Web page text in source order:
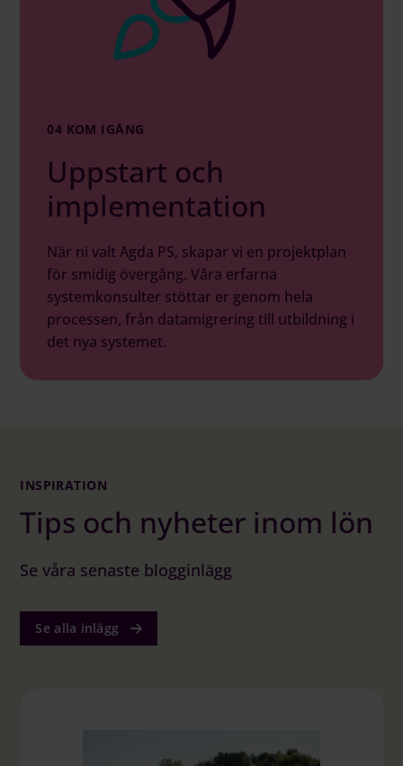
04 KOM IGÅNG
Uppstart och
implementation
När ni valt Agda PS, skapar vi en projektplan
för smidig övergång. Våra erfarna
systemkonsulter stöttar er genom hela
processen, från datamigrering till utbildning i
det nya systemet.
INSPIRATION
Tips och nyheter inom lön
Se våra senaste blogginlägg
Se alla inlägg